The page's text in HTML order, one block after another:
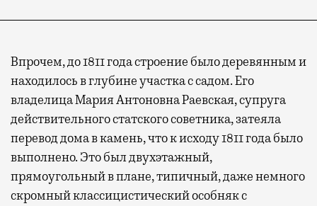
Впрочем, до 1811 года строение было деревянным и
находилось в глубине участка с садом. Его
владелица Мария Антоновна Раевская, супруга
действительного статского советника, затеяла
перевод дома в камень, что к исходу 1811 года было
выполнено. Это был двухэтажный,
прямоугольный в плане, типичный, даже немного
скромный классицистический особняк с